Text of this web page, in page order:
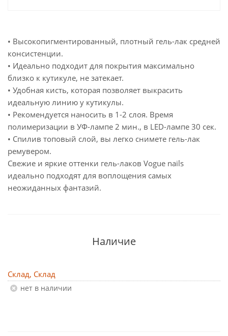
• Высокопигментированный, плотный гель-лак средней
консистенции.
• Идеально подходит для покрытия максимально
близко к кутикуле, не затекает.
• Удобная кисть, которая позволяет выкрасить
идеальную линию у кутикулы.
• Рекомендуется наносить в 1-2 слоя. Время
полимеризации в УФ-лампе 2 мин., в LED-лампе 30 сек.
• Спилив топовый слой, вы легко снимете гель-лак
ремувером.
Свежие и яркие оттенки гель-лаков Vogue nails
идеально подходят для воплощения самых
неожиданных фантазий.
Наличие
Склад, Склад
Нет в наличии